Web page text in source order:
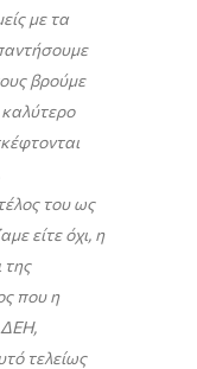
με τα
βρούμε
του ως
είτε όχι, η
της
που η
ΔΕΗ,
τελείως